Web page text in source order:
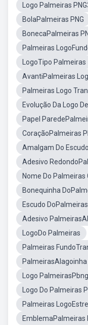
Logo Palmeiras
BolaPalmeiras PNG
BonecaPalmeiras
Palmeiras
LogoTipo Palmeiras
AvantiPalmeiras
Palmeiras Logo
Evolução Da Logo
Papel
CoraçãoPalmeiras
Amalgam Do
Adesivo
Nome Do
Bonequinha
Escudo
Adesivo
LogoDo Palmeiras
Palmeiras
PalmeirasAlagoinha
Logo PalmeirasPbng
Logo Do Palmeiras
Palmeiras
EmblemaPalmeiras